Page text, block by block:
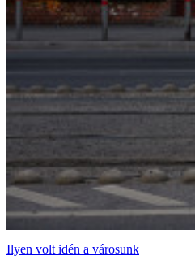
Ilyen volt idén a városunk